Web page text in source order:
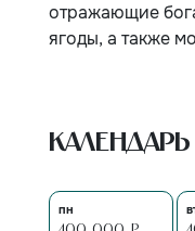
отражающие
ягоды, а также
пн